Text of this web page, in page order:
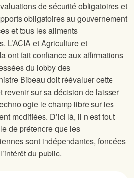
de sécurité obligatoires et
obligatoires au gouvernement
et tous les aliments
L’ACIA et Agriculture et
ont fait confiance aux affirmations
du lobby des
Bibeau doit réévaluer cette
revenir sur sa décision de laisser
le champ libre sur les
modifiées. D’ici là, il n’est tout
de prétendre que les
sont indépendantes, fondées
du public.